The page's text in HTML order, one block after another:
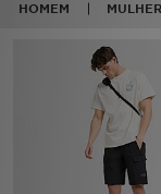
HOMEM MULHER
VER MARCAS
LOCALIZADOR
MENSAGENS